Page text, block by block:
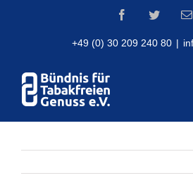
FacebookTwitter
+49 (0) 30 209 240 80 |